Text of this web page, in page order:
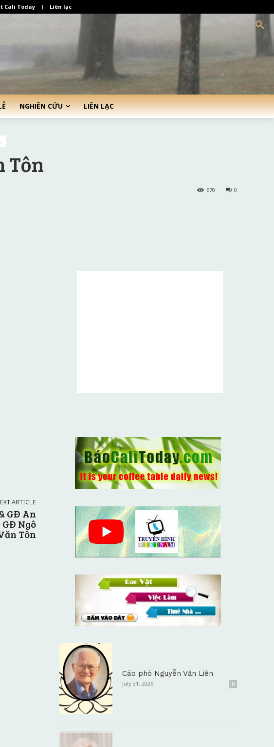
Cali Today Liên lạc
NGHIÊN CỨU LIÊN LẠC
Tôn
0
670
ARTICLE
GĐ An
Ngô
Tôn
Cáo phó Nguyễn Văn Liên
July 31, 2026 0